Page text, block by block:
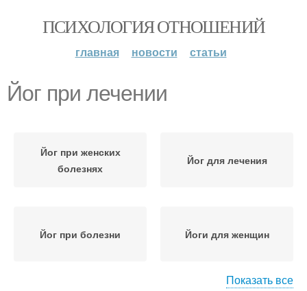
ПСИХОЛОГИЯ ОТНОШЕНИЙ
главная новости статьи
Йог при лечении
Йог при женских
болезнях
Йог для лечения
Йог при болезни Йоги для женщин
Показать все